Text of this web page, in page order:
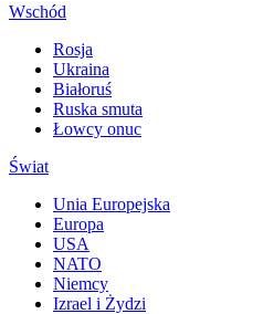
Wschód
Rosja
Ukraina
Białoruś
Ruska smuta
Łowcy onuc
Świat
Unia Europejska
Europa
USA
NATO
Niemcy
Izrael i Żydzi